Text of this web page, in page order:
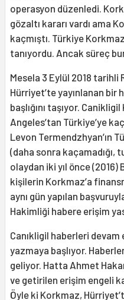
operasyon düzenledi.
gözaltı kararı vardı ama
kaçmıştı. Türkiye
tanıyordu. Ancak süreç
Mesela 3 Eylül 2018 tarihli
Hürriyet’te yayınlanan bir
başlığını taşıyor.
Angeles’tan Türkiye’ye
Levon Termendzhyan’ın
(daha sonra kaçamadığı,
olaydan iki yıl önce (2016)
kişilerin Korkmaz’a
aynı gün yapılan
Hakimliği habere erişim
Canıkligil haberleri
yazmaya başlıyor.
geliyor. Hatta Ahmet
ve getirilen erişim engeli
Öyle ki Korkmaz,